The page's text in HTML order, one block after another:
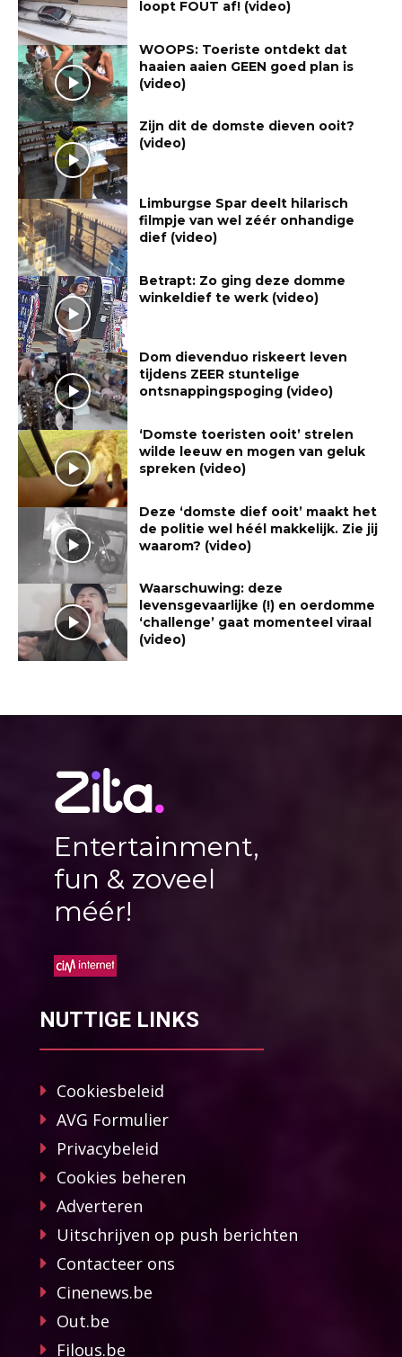
loopt FOUT af! (video)
WOOPS: Toeriste ontdekt dat
haaien aaien GEEN goed plan is
(video)
Zijn dit de domste dieven ooit?
(video)
Limburgse Spar deelt hilarisch
filmpje van wel zéér onhandige
dief (video)
Betrapt: Zo ging deze domme
winkeldief te werk (video)
Dom dievenduo riskeert leven
tijdens ZEER stuntelige
ontsnappingspoging (video)
‘Domste toeristen ooit’ strelen
wilde leeuw en mogen van geluk
spreken (video)
Deze ‘domste dief ooit’ maakt het
de politie wel héél makkelijk. Zie jij
waarom? (video)
Waarschuwing: deze
levensgevaarlijke (!) en oerdomme
‘challenge’ gaat momenteel viraal
(video)
Entertainment,
fun & zoveel
méér!
NUTTIGE LINKS
Cookiesbeleid
AVG Formulier
Privacybeleid
Cookies beheren
Adverteren
Uitschrijven op push berichten
Contacteer ons
Cinenews.be
Out.be
Filous.be